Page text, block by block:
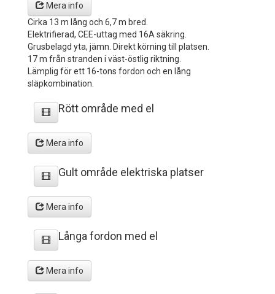
Mera info
Cirka 13 m lång och 6,7 m bred.
Elektrifierad, CEE-uttag med 16A säkring.
Grusbelagd yta, jämn. Direkt körning till platsen.
17 m från stranden i väst-östlig riktning.
Lämplig för ett 16-tons fordon och en lång
släpkombination.
Rött område med el
Mera info
Gult område elektriska platser
Mera info
Långa fordon med el
Mera info